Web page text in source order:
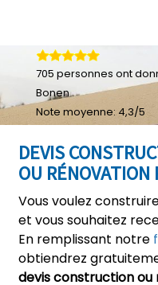
DEVIS
OU RÉNOVATION
Vous voulez
et vous souhaitez
En remplissant notre
obtiendrez
devis construction
705 personnes ont
Bonen
Note moyenne: 4,3/5